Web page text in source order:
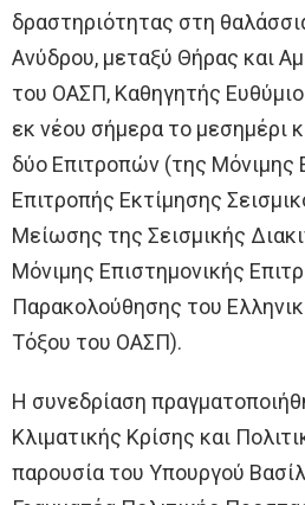
δραστηριότητας στη
Ανύδρου, μεταξύ Θήρας και
του ΟΑΣΠ, Καθηγητής
εκ νέου σήμερα το μεσημέρι
δύο Επιτροπών (της Μόνιμης
Eπιτροπής Εκτίμησης
Μείωσης της Σεισμικής
Μόνιμης Επιστημονικής
Παρακολούθησης του
Τόξου του ΟΑΣΠ).
Η συνεδρίαση
Κλιματικής Κρίσης και
παρουσία του Υπουργού